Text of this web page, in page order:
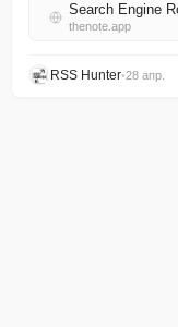
Search Engine
thenote.app
RSS Hunter•28 апр.